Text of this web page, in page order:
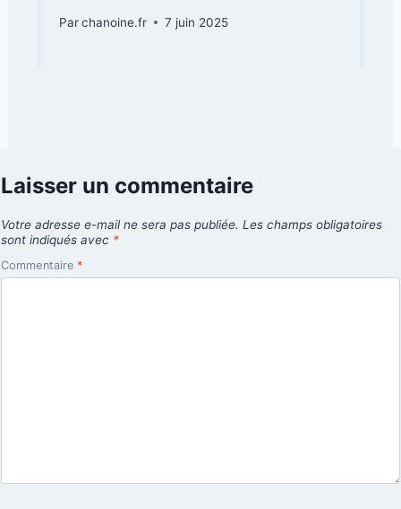
Parchanoine.fr 7 juin 2025
Laisser un commentaire
Votre adresse e-mail ne sera pas publiée. Les champs obligatoires
sont indiqués avec *
Commentaire *